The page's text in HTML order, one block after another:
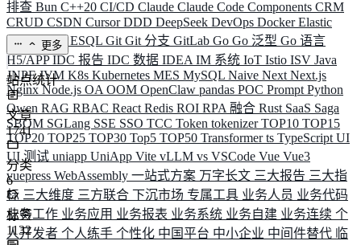
排查 Bun C++20 CI/CD Claude Claude Code Components CRM
CRUD CSDN CursorDDD DeepSeek DevOps DockerElastic
ELK ElysiaESQL Git Git 分支 GitLab Go Go 泛型 Go 语言
H5/APPIDC 报告 IDC 数据 IDEA IM 系统 IoT Istio ISV Java
JNPFJVM K8s Kubernetes MES MySQL Naive Next Next.js
NginxNode.js OA OOM OpenClaw pandas POC Prompt Python
Qwen RAG RBAC React Redis ROI RPA 融合 Rust SaaS Saga
SBOM SGLang SSE SSO TCC Token tokenizerTOP10 TOP15
TOP20 TOP25 TOP30 Top5 TOP50 Transformerts TypeScript UI
UI 测试 uniapp UniApp Vite vLLM vs VSCode Vue Vue3
vuepress WebAssembly 一站式方案 万字长文 三大报告 三大指
标 三大维度 三方联合 下沉市场 专属工具 业务人员 业务代码
业务工作 业务应用 业务报表 业务系统 业务自建 业务连续 个
人开发者 个人练手 个性化 中国平台 中小企业 中间件替代 临
更多
站点统计
文章
1741
分类
6
标签
1132